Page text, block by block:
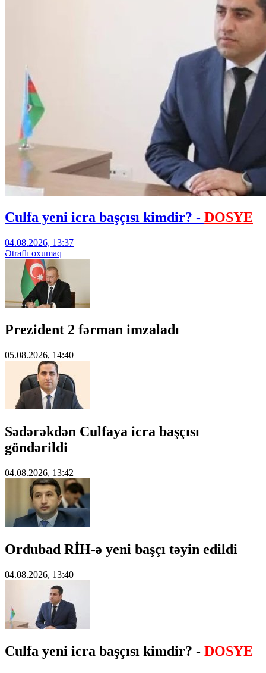
Culfa yeni icra başçısı kimdir? - DOSYE
04.08.2026, 13:37
Ətraflı oxumaq
Prezident 2 fərman imzaladı
05.08.2026, 14:40
Sədərəkdən Culfaya icra başçısı
göndərildi
04.08.2026, 13:42
Ordubad RİH-ə yeni başçı təyin edildi
04.08.2026, 13:40
Culfa yeni icra başçısı kimdir? - DOSYE